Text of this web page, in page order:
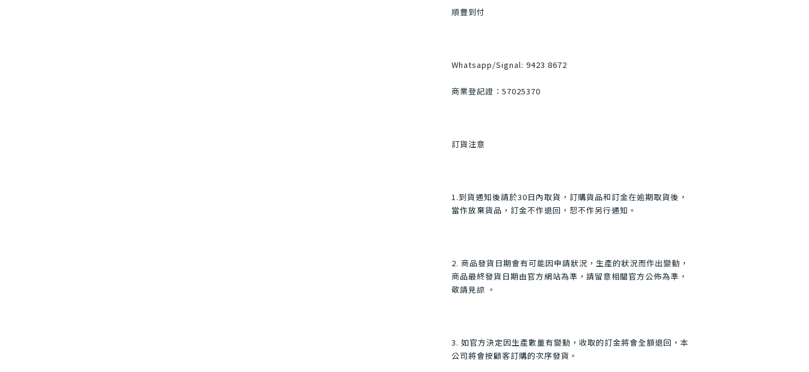
順豐到付
Whatsapp/Signal: 9423 8672
商業登記證：57025370
訂貨注意
1.到貨通知後請於30日內取貨，訂購貨品和訂金在逾期取貨後，
當作放棄貨品，訂金不作退回，恕不作另行通知。
2. 商品發貨日期會有可能因申請狀況，生產的狀況而作出變動，
商品最終發貨日期由官方網站為準，請留意相關官方公佈為準，
敬請見諒 。
3. 如官方決定因生產數量有變動，收取的訂金將會全額退回，本
公司將會按顧客訂購的次序發貨。